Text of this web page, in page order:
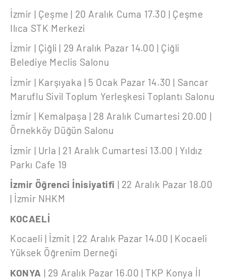
İzmir | Çeşme | 20 Aralık Cuma 17.30 | Çeşme
Ilıca STK Merkezi
İzmir | Çiğli | 29 Aralık Pazar 14.00 | Çiğli
Belediye Meclis Salonu
İzmir | Karşıyaka | 5 Ocak Pazar 14.30 | Sancar
Maruflu Sivil Toplum Yerleşkesi Toplantı Salonu
İzmir | Kemalpaşa | 28 Aralık Cumartesi 20.00 |
Örnekköy Düğün Salonu
İzmir | Urla | 21 Aralık Cumartesi 13.00 | Yıldız
Parkı Cafe 19
İzmir Öğrenci İnisiyatifi | 22 Aralık Pazar 18.00
| İzmir NHKM
KOCAELİ
Kocaeli | İzmit | 22 Aralık Pazar 14.00 | Kocaeli
Yüksek Öğrenim Derneği
KONYA | 29 Aralık Pazar 16.00 | TKP Konya İl